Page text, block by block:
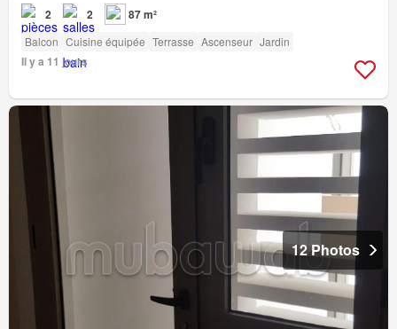
2 2 87 m²
Balcon Cuisine équipée Terrasse Ascenseur Jardin
Il y a 11 jours
12 Photos